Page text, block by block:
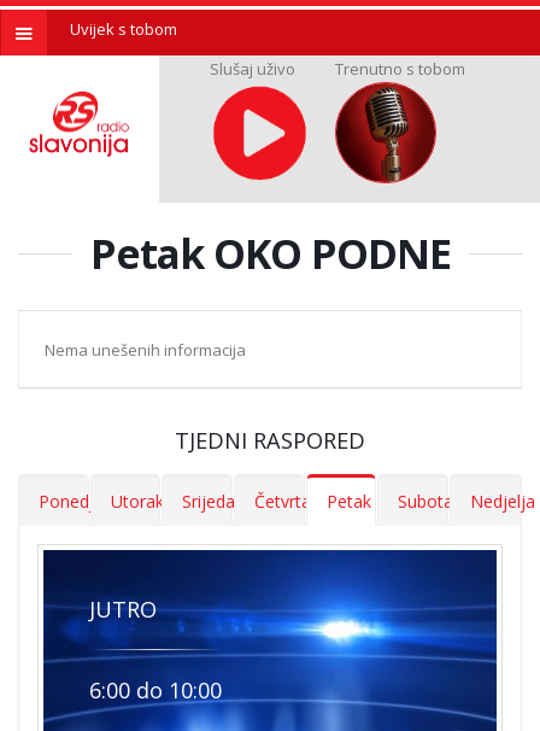
Uvijek s tobom
Slušaj uživo
Trenutno s tobom
Petak OKO PODNE
Nema unešenih informacija
TJEDNI RASPORED
PonedjeljakUtorak Srijeda Četvrtak Petak Subota Nedjelja
JUTRO
6:00 do 10:00